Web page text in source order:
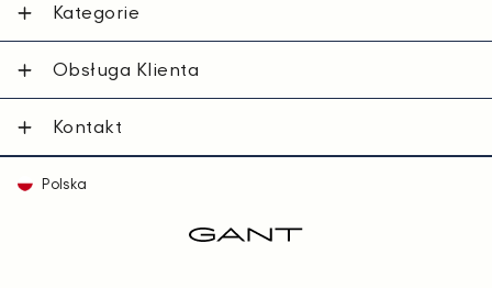
Kategorie
Obsługa Klienta
Kontakt
Polska